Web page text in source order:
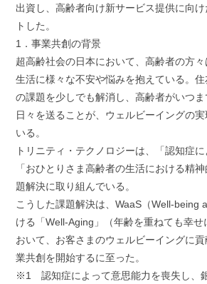
出資し、高齢者向け新サービス提供に向
トした。
1．事業共創の背景
超高齢社会の日本において、高齢者の方
生活に様々な不安や悩みを抱えている。
の課題を少しでも解消し、高齢者がいつ
日々を送ることが、ウェルビーイングの
いる。
トリニティ・テクノロジーは、「認知症
「おひとりさま高齢者の生活における精
題解決に取り組んでいる。
こうした課題解決は、WaaS（Well-being
ける「Well-Aging」（年齢を重ねても幸
おいて、お客さまのウェルビーイングに
業共創を開始するに至った。
※1 認知症によって意思能⼒を喪失し、